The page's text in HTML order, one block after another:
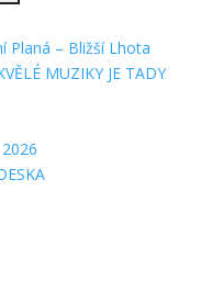
Planá – Bližší Lhota
MUZIKY JE TADY